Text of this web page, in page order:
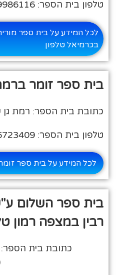
טלפון בית הספר: 04-9986116
לכל המידע על בית ספר
בכרמיאל טלפון
בית ספר זומר ברמת
כתובת בית הספר: רמת גן
טלפון בית הספר: 03-6723409
לכל המידע על בית ספר זומר
בית ספר השלום
רבין במצפה רמון
כתובת בית הספר: